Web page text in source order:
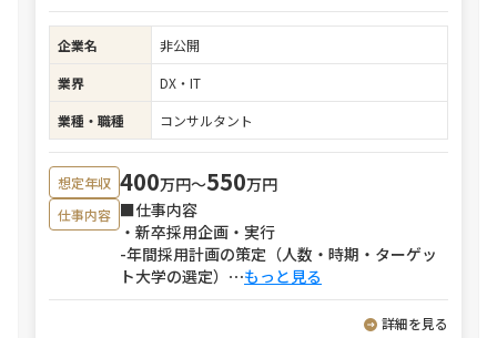
企業名
非公開
業界
DX・IT
業種・職種
コンサルタント
想定年収 400万円〜550万円
仕事内容 ■仕事内容
・新卒採用企画・実行
-年間採用計画の策定（人数・時期・ターゲッ
ト大学の選定） ⋯もっと見る
詳細を見る